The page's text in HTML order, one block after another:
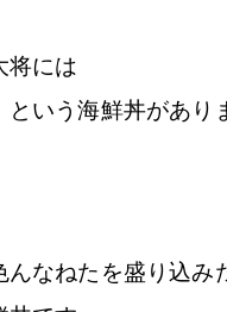
将には
という海鮮丼があり
なねたを盛り込み